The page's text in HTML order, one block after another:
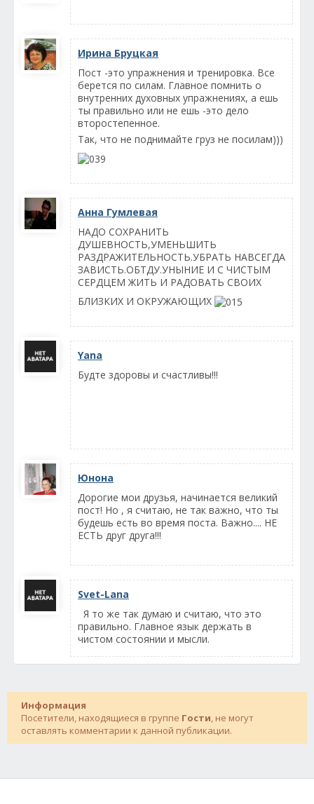
Ирина Бруцкая
Пост -это упражнения и тренировка. Все
берется по силам. Главное помнить о
внутренних духовных упражнениях, а ешь
ты правильно или не ешь -это дело
второстепенное.
Так, что не поднимайте груз не посилам)))
Анна Гумлевая
НАДО СОХРАНИТЬ
ДУШЕВНОСТЬ,УМЕНЬШИТЬ
РАЗДРАЖИТЕЛЬНОСТЬ.УБРАТЬ НАВСЕГДА
ЗАВИСТЬ.ОБТДУ.УНЫНИЕ И С ЧИСТЫМ
СЕРДЦЕМ ЖИТЬ И РАДОВАТЬ СВОИХ
БЛИЗКИХ И ОКРУЖАЮЩИХ
Yana
Будте здоровы и счастливы!!!
Юнона
Дорогие мои друзья, начинается великий
пост! Но , я считаю, не так важно, что ты
будешь есть во время поста. Важно.... НЕ
ЕСТЬ друг друга!!!
Svet-Lana
Я то же так думаю и считаю, что это
правильно. Главное язык держать в
чистом состоянии и мысли.
Информация
Посетители, находящиеся в группе Гости, не могут
оставлять комментарии к данной публикации.